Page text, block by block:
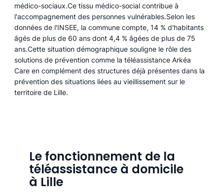
médico-sociaux.Ce tissu médico-social contribue à
l'accompagnement des personnes vulnérables.Selon les
données de l'INSEE, la commune compte, 14 % d'habitants
âgés de plus de 60 ans dont 4,4 % âgées de plus de 75
ans.Cette situation démographique souligne le rôle des
solutions de prévention comme la téléassistance Arkéa
Care en complément des structures déjà présentes dans la
prévention des situations liées au vieillissement sur le
territoire de Lille.
Le fonctionnement de la
téléassistance à domicile
à Lille